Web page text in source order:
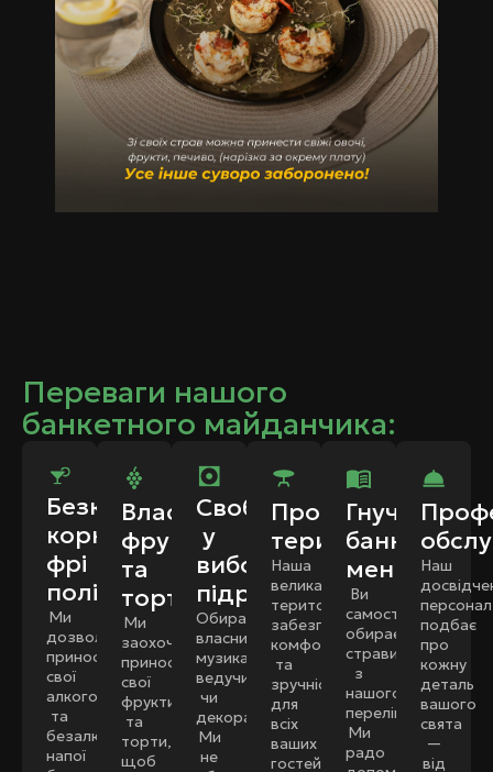
Переваги нашого
банкетного майданчика:
Безкоштовна
корк-
фрі
політика
Ми
дозволяємо
приносити
свої
алкогольні
та
безалкогольні
напої
Власні
фрукти
та
торти
Ми
заохочуємо
приносити
свої
фрукти
та
торти,
щоб
Свобода
у
виборі
підрядників
Обирайте
власних
музикантів,
ведучих
чи
декораторів.
Ми
не
Простора
територія
Наша
велика
територія
забезпечує
комфорт
та
зручність
для
всіх
ваших
гостей.
Гнучке
банкетне
меню
Ви
самостійно
обираєте
страви
з
нашого
переліку.
Ми
радо
Наш
персонал
подбає
про
кожну
деталь
вашого
свята
—
від